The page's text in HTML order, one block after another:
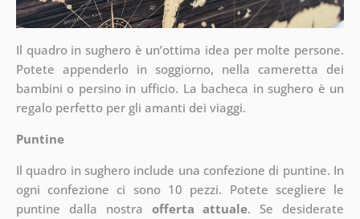
Il quadro in sughero è un’ottima idea per molte persone.
Potete appenderlo in soggiorno, nella cameretta dei
bambini o persino in ufficio. La bacheca in sughero è un
regalo perfetto per gli amanti dei viaggi.
Puntine
Il quadro in sughero include una confezione di puntine. In
ogni confezione ci sono 10 pezzi. Potete scegliere le
puntine dalla nostra offerta attuale. Se desiderate